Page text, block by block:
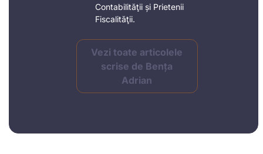
Contabilităţii și Prietenii
Fiscalităţii.
Vezi toate articolele
scrise de Bența
Adrian